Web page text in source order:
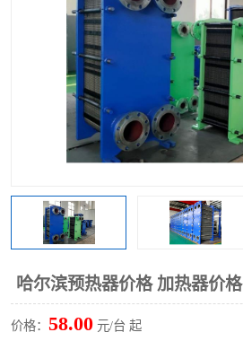
哈尔滨预热器价格 加热器价格
价格： 58.00 元/台 起